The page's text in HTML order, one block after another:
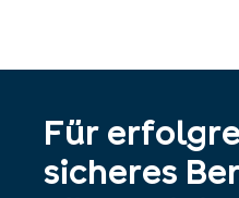
Für
sicheres